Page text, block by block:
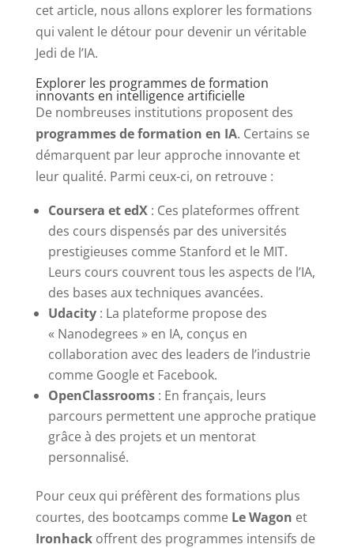
cet article, nous allons explorer les formations
qui valent le détour pour devenir un véritable
Jedi de l’IA.
Explorer les programmes de formation
innovants en intelligence artificielle
De nombreuses institutions proposent des
programmes de formation en IA. Certains se
démarquent par leur approche innovante et
leur qualité. Parmi ceux-ci, on retrouve :
Coursera et edX: Ces plateformes offrent
des cours dispensés par des universités
prestigieuses comme Stanford et le MIT.
Leurs cours couvrent tous les aspects de l’IA,
des bases aux techniques avancées.
Udacity: La plateforme propose des
« Nanodegrees » en IA, conçus en
collaboration avec des leaders de l’industrie
comme Google et Facebook.
OpenClassrooms: En français, leurs
parcours permettent une approche pratique
grâce à des projets et un mentorat
personnalisé.
Pour ceux qui préfèrent des formations plus
courtes, des bootcamps comme Le Wagon et
Ironhackoffrent des programmes intensifs de